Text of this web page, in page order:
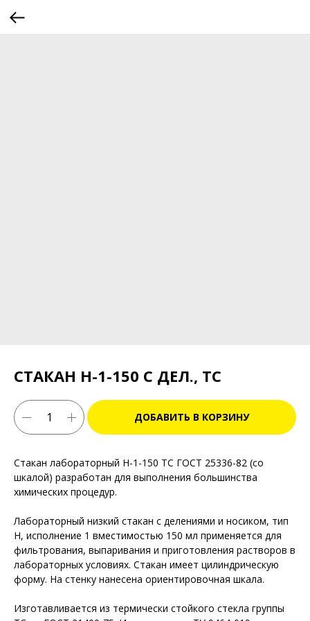
СТАКАН Н-1-150 С ДЕЛ., ТС
ДОБАВИТЬ В КОРЗИНУ
Стакан лабораторный Н-1-150 ТС ГОСТ 25336-82 (со
шкалой) разработан для выполнения большинства
химических процедур.
Лабораторный низкий стакан с делениями и носиком, тип
Н, исполнение 1 вместимостью 150 мл применяется для
фильтрования, выпаривания и приготовления растворов в
лабораторных условиях. Стакан имеет цилиндрическую
форму. На стенку нанесена ориентировочная шкала.
Изготавливается из термически стойкого стекла группы